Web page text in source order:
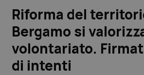
Lavoro e Professioni
Scienza e Farmaci
Studi e Analisi
Riforma del
Bergamo si
volontariato.
di intenti